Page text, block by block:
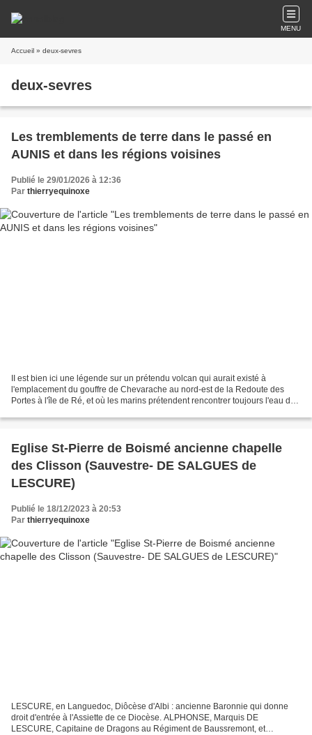
MENU
Accueil » deux-sevres
deux-sevres
Les tremblements de terre dans le passé en
AUNIS et dans les régions voisines
Publié le 29/01/2026 à 12:36
Par thierryequinoxe
II est bien ici une légende sur un prétendu volcan qui aurait existé à
l'emplacement du gouffre de Chevarache au nord-est de la Redoute des
Portes à l'île de Ré, et où les marins prétendent rencontrer toujours l'eau de
Eglise St-Pierre de Boismé ancienne chapelle
des Clisson (Sauvestre- DE SALGUES de
LESCURE)
Publié le 18/12/2023 à 20:53
Par thierryequinoxe
LESCURE, en Languedoc, Diôcèse d'Albi : ancienne Baronnie qui donne
droit d'entrée à l'Assiette de ce Diocèse. ALPHONSE, Marquis DE
LESCURE, Capitaine de Dragons au Régiment de Baussremont, et